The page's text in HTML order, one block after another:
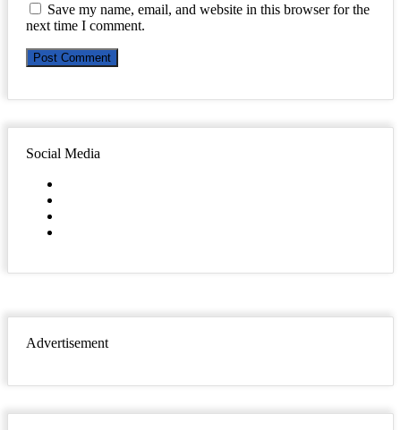
Save my name, email, and website in this browser for the
next time I comment.
Social Media
Advertisement